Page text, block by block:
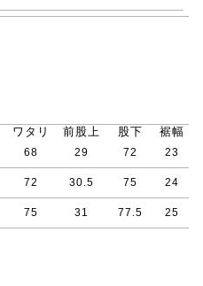
ワタリ 前股上 股下 裾幅
68 29 72 23
72 30.5 75 24
75 31 77.5 25